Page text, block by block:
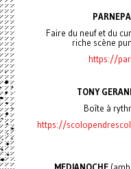
Faire du neuf et du
riche scène
https://
TONY
Boîte à
https://